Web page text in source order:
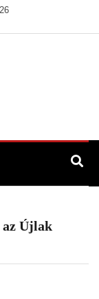
az Újlak